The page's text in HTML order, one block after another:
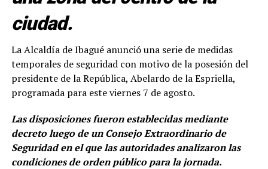
ciudad.
La Alcaldía de Ibagué anunció una serie de medidas
temporales de seguridad con motivo de la posesión del
presidente de la República, Abelardo de la Espriella,
programada para este viernes 7 de agosto.
Las disposiciones fueron establecidas mediante
decreto luego de un Consejo Extraordinario de
Seguridad en el que las autoridades analizaron las
condiciones de orden público para la jornada.